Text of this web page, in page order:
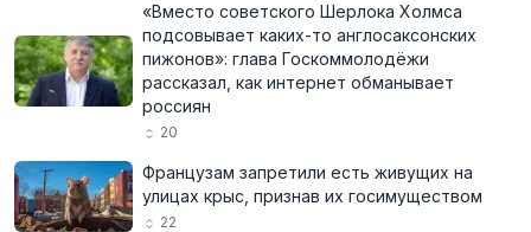
«Вместо советского Шерлока Холмса
подсовывает каких-то англосаксонских
пижонов»: глава Госкоммолодёжи
рассказал, как интернет обманывает
россиян
20
Французам запретили есть живущих на
улицах крыс, признав их госимуществом
22